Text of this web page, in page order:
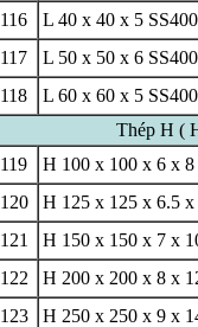
116
L 40 x 40 x 5 SS400
117
L 50 x 50 x 6 SS400
118
L 60 x 60 x 5 SS400
Thép H (
119
H 100 x 100 x 6 x 8
120
H 125 x 125 x 6.5 x
121
H 150 x 150 x 7 x
122
H 200 x 200 x 8 x
123
H 250 x 250 x 9 x